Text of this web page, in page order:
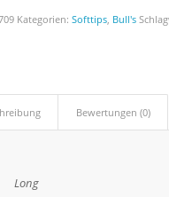
Kategorien: Softtips, Bull's
Bewertungen (0)
Long